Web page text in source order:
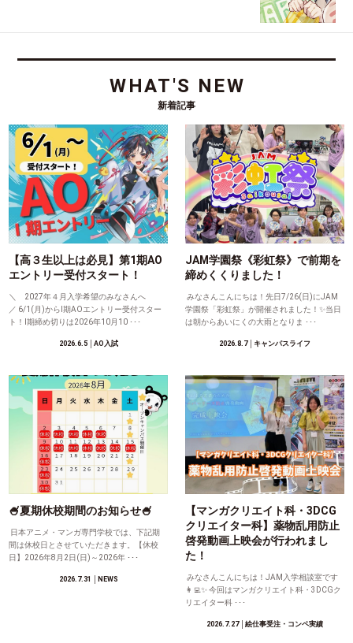
WHAT'S NEW
新着記事
【高３生以上は必見】第1期AO
エントリー受付スタート！
＼ 2027年４月入学希望のみなさんへ
／ 6/1(月)からⅠ期AOエントリー受付スター
ト！Ⅰ期締め切りは2026年10月10 ･･･
2026.6.5│AO入試
JAM学園祭《彩虹祭》で前期を
締めくくりました！
みなさんこんにちは！先日7/26(日)にJAM
学園祭「彩虹祭」が開催されました！✨当日
は朝からあいにくの大雨となりま ･･･
2026.8.7│キャンパスライフ
🍧夏期休校期間のお知らせ🍧
日本アニメ・マンガ専門学校では、下記期
間は休校日とさせていただきます。【休校
日】2026年8月2日(日)～2026年 ･･･
2026.7.31 │NEWS
【マンガクリエイト科・3DCG
クリエイター科】薬物乱用防止
啓発動画上映会が行われまし
た！
みなさんこんにちは！JAM入学相談室です
👩‍💻✨ 今回はマンガクリエイト科・3DCGク
リエイター科 ･･･
2026.7.27│絵仕事受注・コンペ実績